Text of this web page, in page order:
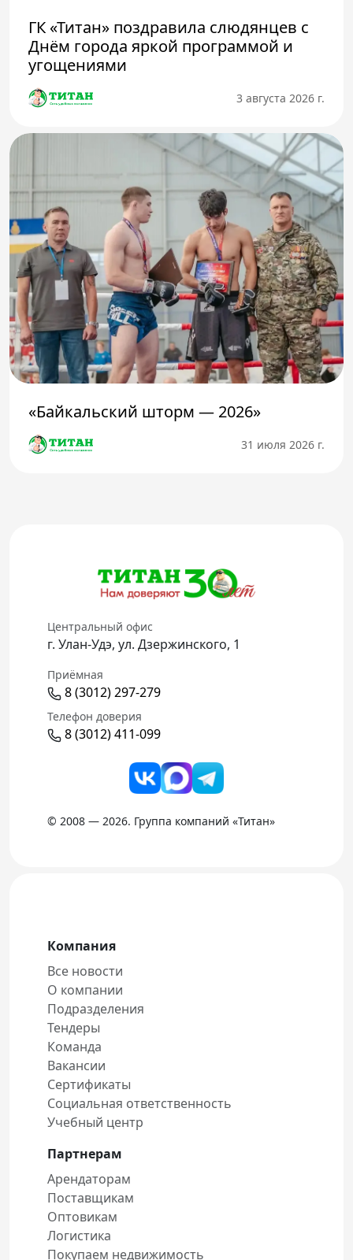
ГК «Титан» поздравила слюдянцев с
Днём города яркой программой и
угощениями
3 августа 2026 г.
«Байкальский шторм — 2026»
31 июля 2026 г.
Центральный офис
г. Улан-Удэ, ул. Дзержинского, 1
Приёмная
8 (3012) 297-279
Телефон доверия
8 (3012) 411-099
© 2008 — 2026. Группа компаний «Титан»
Компания
Все новости
О компании
Подразделения
Тендеры
Команда
Вакансии
Сертификаты
Социальная ответственность
Учебный центр
Партнерам
Арендаторам
Поставщикам
Оптовикам
Логистика
Покупаем недвижимость